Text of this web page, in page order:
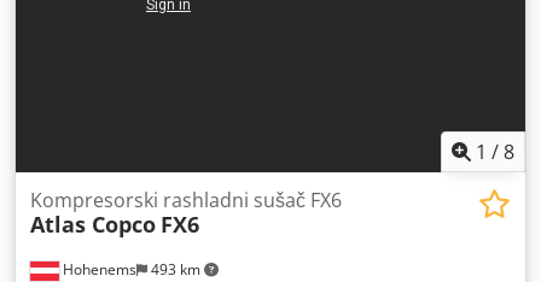
1 /8
Hohenems 493 km
Kompresorski rashladni sušač FX6
Atlas Copco FX6